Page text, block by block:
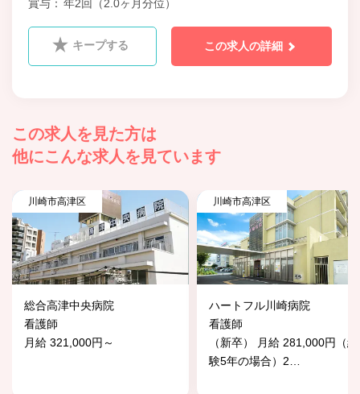
賞与 年2回（2.0ヶ月分位）
キープする この求人の詳細
この求人を見た方は
他にこんな求人を見ています
川崎市高津区
総合高津中央病院
看護師
月給 321,000円～
川崎市高津区
ハートフル川崎病院
看護師
（新卒） 月給 281,000円（経
験5年の場合）2…